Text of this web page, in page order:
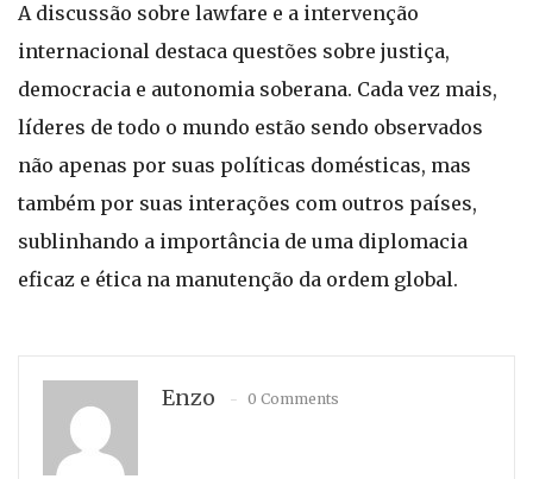
A discussão sobre lawfare e a intervenção
internacional destaca questões sobre justiça,
democracia e autonomia soberana. Cada vez mais,
líderes de todo o mundo estão sendo observados
não apenas por suas políticas domésticas, mas
também por suas interações com outros países,
sublinhando a importância de uma diplomacia
eficaz e ética na manutenção da ordem global.
Enzo 0 Comments